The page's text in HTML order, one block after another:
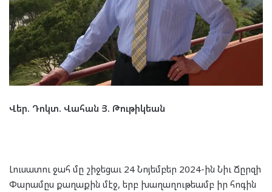
Վեր. Դոկտ. Վահան Յ. Թութիկեան
Լուսատու ջահ մը շիջեցաւ 24 Նոյեմբեր 2024-ին Նիւ Ճըրզի
Փարամըս քաղաքին մէջ, երբ խաղաղութեամբ իր հոգին